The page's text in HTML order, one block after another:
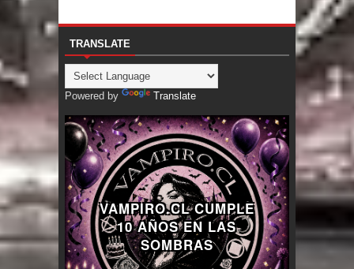
TRANSLATE
Powered by Translate
VAMPIRO.CL CUMPLE
10 AÑOS EN LAS
SOMBRAS